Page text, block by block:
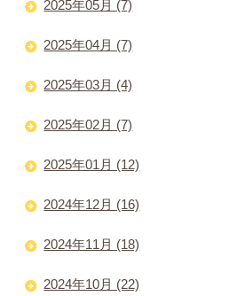
2025年05月 (7)
2025年04月 (7)
2025年03月 (4)
2025年02月 (7)
2025年01月 (12)
2024年12月 (16)
2024年11月 (18)
2024年10月 (22)